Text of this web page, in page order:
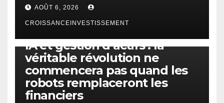
AOÛT 6, 2026
CROISSANCEINVESTISSEMENT
IA et gestion d’actifs : la
véritable révolution ne
commencera pas quand les
robots remplaceront les
financiers